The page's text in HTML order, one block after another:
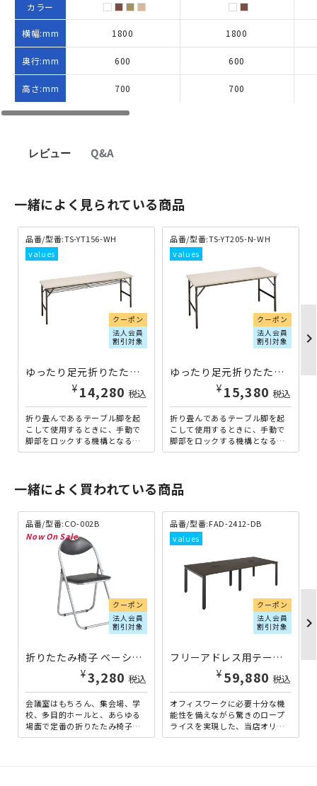
カラー
横幅:mm
奥行:mm
高さ:mm
1800
600
700
1800
600
700
レビュー Q&A
一緒によく見られている商品
品番/型番:TS-YT156-WH
クーポン
法人会員
割引対象
ゆったり足元折りたたみテーブル W1800×D450×H700 棚付き/ホワイト TS-YT156-WH | 801002
¥ 14,280 税込
折り畳んであるテーブル脚を起
こして使用するときに、手動で
脚部をロックする機構となる
「クランク式（脚間をゆったり
品番/型番:TS-YT205-N-WH
クーポン
法人会員
割引対象
ゆったり足元折りたたみテーブル W1500×D600×H700 棚無し/ホワイト TS-YT205-N-WH | 801205
¥ 15,380 税込
折り畳んであるテーブル脚を起
こして使用するときに、手動で
脚部をロックする機構となる
「クランク式（脚間をゆったり
chevron_right
一緒によく買われている商品
品番/型番:CO-002B
クーポン
法人会員
割引対象
折りたたみ椅子 ベーシックタイプ CO-002B | 416156
¥3,280 税込
会議室はもちろん、集会場、学
校、多目的ホールと、あらゆる
場面で定番の折りたたみ椅子の
機能を、よりベーシックなもの
品番/型番:FAD-2412-DB
クーポン
法人会員
割引対象
フリーアドレス用テーブル FADシリーズ W2400×D1200×H720 ブラックフレーム：ダークブラウン FAD-2412-DB | 270227
¥ 59,880 税込
オフィスワークに必要十分な機
能性を備えながら驚きのロープ
ライスを実現した、当店オリジ
ナルのフリーアドレス用テーブ
chevron_right